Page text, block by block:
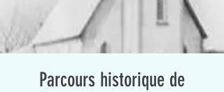
Parcours historique de